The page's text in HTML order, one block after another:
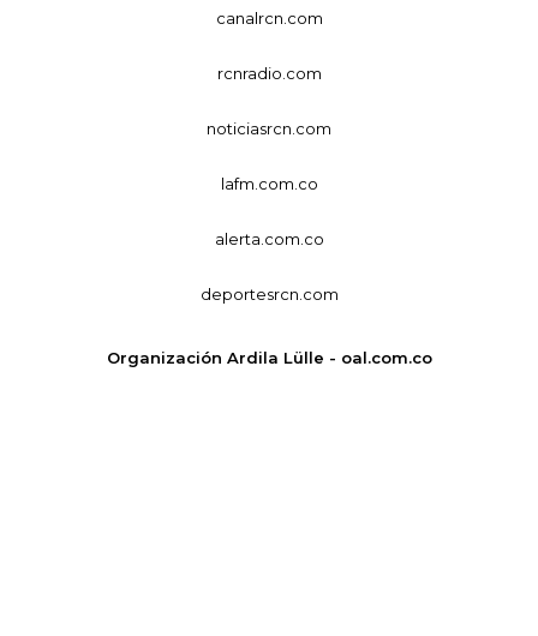
canalrcn.com
rcnradio.com
noticiasrcn.com
lafm.com.co
alerta.com.co
deportesrcn.com
Organización Ardila Lülle - oal.com.co